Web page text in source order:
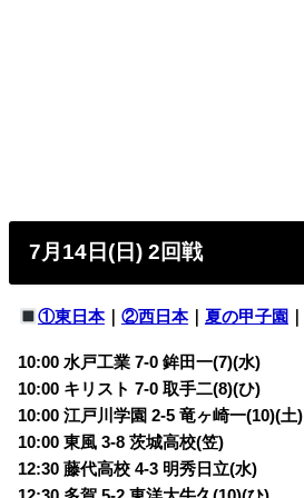
7月14日(日) 2回戦
①東日本｜ ②西日本｜ 夏の甲子園 ｜
10:00 水戸工業 7-0 鉾田一(7)(水)
10:00 キリスト 7-0 取手二(8)(ひ)
10:00 江戸川学園 2-5 竜ヶ崎一(10)(土)
10:00 東風 3-8 茨城高校(笠)
12:30 藤代高校 4-3 明秀日立(水)